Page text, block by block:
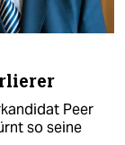
Peer
so seine